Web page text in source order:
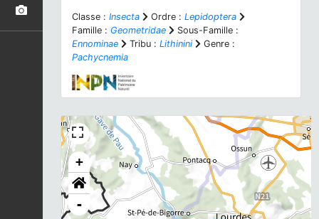
Classe : Insecta Ordre : Lepidoptera
Famille : Geometridae
Sous-Famille :
Ennominae
Tribu : Lithinini
Genre :
Pachycnemia
+
-